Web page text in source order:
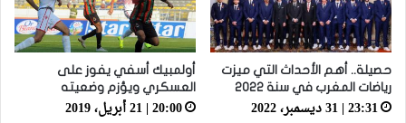
حصيلة.. أهم الأحداث التي ميزت
رياضات المغرب في سنة 2022
23:31 | 31 ديسمبر، 2022
أولمبيك أسفي يفوز على
العسكري ويؤزم وضعيته
20:00 | 21 أبريل، 2019